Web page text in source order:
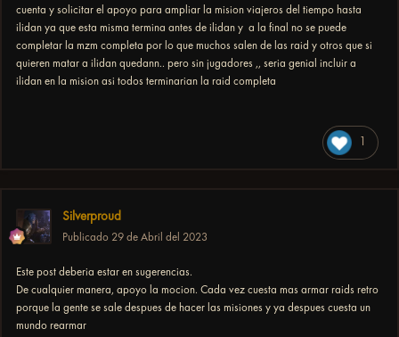
cuenta y solicitar el apoyo para ampliar la mision viajeros del tiempo hasta
ilidan ya que esta misma termina antes de ilidan y a la final no se puede
completar la mzm completa por lo que muchos salen de las raid y otros que si
quieren matar a ilidan quedann.. pero sin jugadores ,, seria genial incluir a
ilidan en la mision asi todos terminarian la raid completa
1
Silverproud
Publicado 29 de Abril del 2023
Este post deberia estar en sugerencias.
De cualquier manera, apoyo la mocion. Cada vez cuesta mas armar raids retro
porque la gente se sale despues de hacer las misiones y ya despues cuesta un
mundo rearmar